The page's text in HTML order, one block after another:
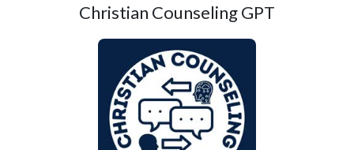
Christian Counseling GPT